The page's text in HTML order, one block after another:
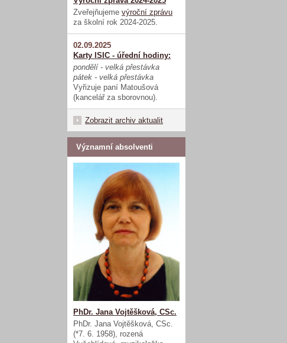
Zveřejňujeme výroční zprávu
za školní rok 2024-2025.
02.09.2025
Karty ISIC - úřední hodiny:
pondělí - velká přestávka
pátek - velká přestávka
Vyřizuje paní Matoušová
(kancelář za sborovnou).
Zobrazit archiv aktualit
Významní absolventi
PhDr. Jana Vojtěšková, CSc.
PhDr. Jana Vojtěšková, CSc.
(*7. 6. 1958), rozená